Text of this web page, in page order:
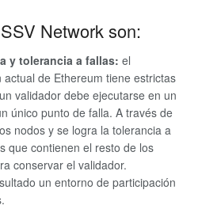
Network son:
y tolerancia a fallas: el
de Ethereum tiene estrictas
validador debe ejecutarse en un
único punto de falla. A través de
nodos y se logra la tolerancia a
que contienen el resto de los
conservar el validador.
un entorno de participación